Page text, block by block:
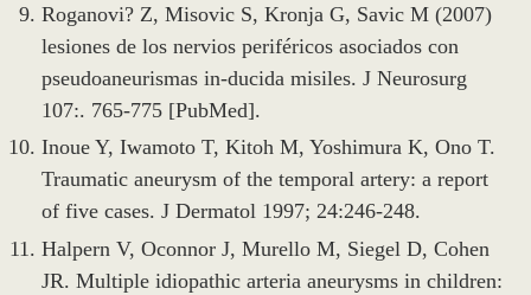
Roganovi? Z, Misovic S, Kronja G, Savic M (2007)
lesiones de los nervios periféricos asociados con
pseudoaneurismas in-ducida misiles. J Neurosurg
107:. 765-775 [PubMed].
Inoue Y, Iwamoto T, Kitoh M, Yoshimura K, Ono T.
Traumatic aneurysm of the temporal artery: a report
of five cases. J Dermatol 1997; 24:246-248.
Halpern V, Oconnor J, Murello M, Siegel D, Cohen
JR. Multiple idiopathic arteria aneurysms in children: